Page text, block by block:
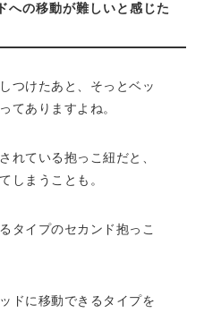
への移動が難しいと感じた
つけたあと、そっとベッ
てありますよね。
れている抱っこ紐だと、
しまうことも。
タイプのセカンド抱っこ
ドに移動できるタイプを